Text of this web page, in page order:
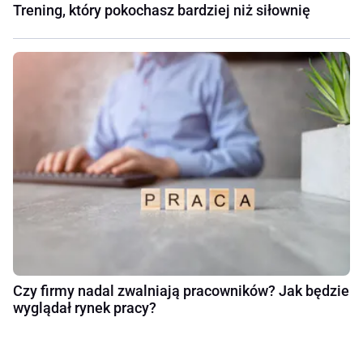
Trening, który pokochasz bardziej niż siłownię
Czy firmy nadal zwalniają pracowników? Jak będzie
wyglądał rynek pracy?